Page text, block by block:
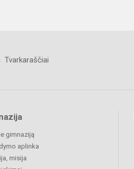
Tvarkaraščiai
gimnaziją
aplinka
misija